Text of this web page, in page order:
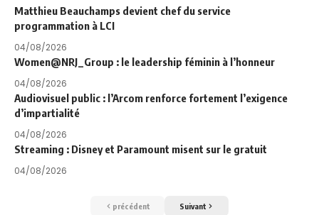
Matthieu Beauchamps devient chef du service
programmation à LCI
04/08/2026
Women@NRJ_Group : le leadership féminin à l’honneur
04/08/2026
Audiovisuel public : l’Arcom renforce fortement l’exigence
d’impartialité
04/08/2026
Streaming : Disney et Paramount misent sur le gratuit
04/08/2026
précédent Suivant